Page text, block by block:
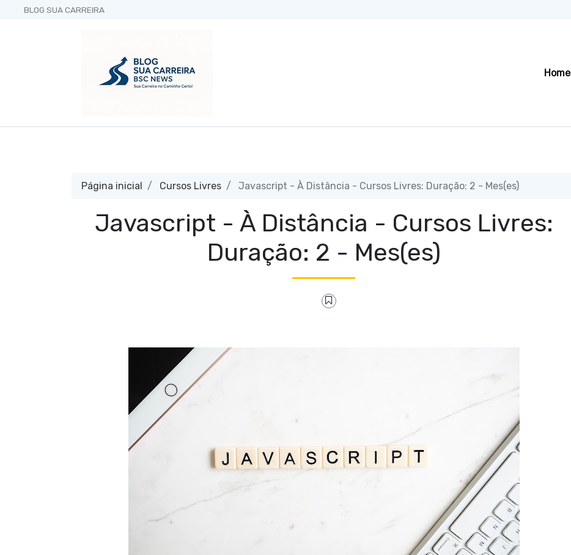
BLOG SUA CARREIRA
Home
Página inicial Cursos Livres Javascript - À Distância - Cursos Livres: Duração: 2 - Mes(es)
Javascript - À Distância - Cursos Livres:
Duração: 2 - Mes(es)